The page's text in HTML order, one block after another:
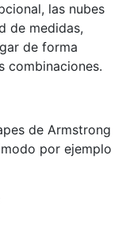
las nubes
de medidas,
de forma
combinaciones.
de Armstrong
por ejemplo